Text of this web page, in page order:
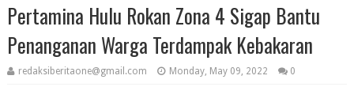
Pertamina Hulu Rokan Zona 4 Sigap Bantu
Penanganan Warga Terdampak Kebakaran
redaksiberitaone@gmail.com Monday, May 09, 2022 0